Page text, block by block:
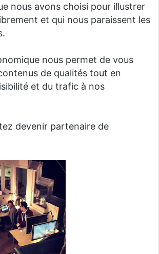
nous avons choisi pour illustrer
et qui nous paraissent les
nous permet de vous
de qualités tout en
et du trafic à nos
devenir partenaire de